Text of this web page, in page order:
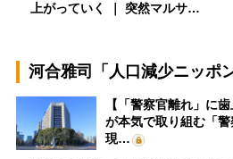
上がっていく ｜ 突然マルサ…
河合雅司「人口減少ニッポ
【「警察官離れ」に
が本気で取り組む「
現…